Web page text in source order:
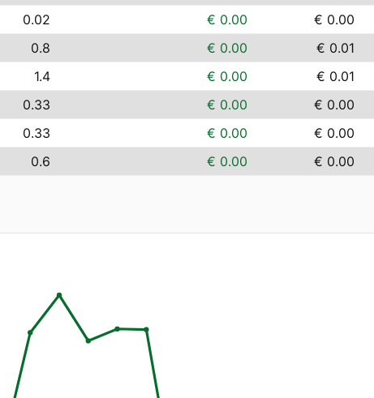
0.02 € 0.00 € 0.00
0.8 € 0.00 € 0.01
1.4 € 0.00 € 0.01
0.33 € 0.00 € 0.00
0.33 € 0.00 € 0.00
0.6 € 0.00 € 0.00